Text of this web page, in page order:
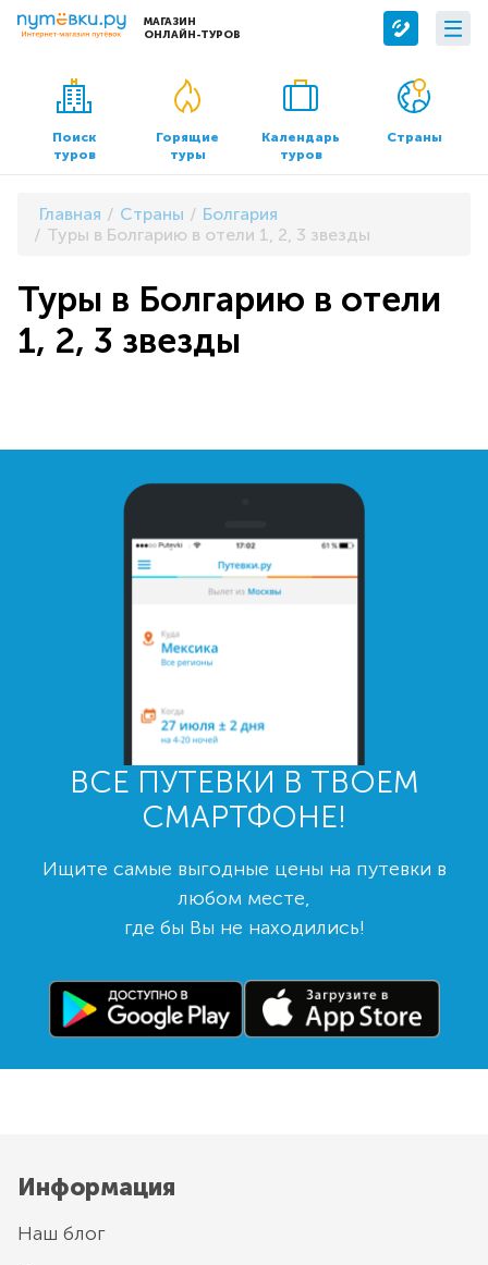
МАГАЗИН
ОНЛАЙН-ТУРОВ
Сервисы
Бронирование отелей
Трансфер
О компании
О нас
Контакты
Документы и реквизиты
Поиск
туров
Горящие
туры
Календарь
туров
Страны
Главная Страны
Болгария
Туры в Болгарию в отели 1, 2, 3 звезды
Туры в Болгарию в отели
1, 2, 3 звезды
ВСЕ ПУТЕВКИ В ТВОЕМ
СМАРТФОНЕ!
Ищите самые выгодные цены на путевки в
любом месте,
где бы Вы не находились!
Информация
Наш блог